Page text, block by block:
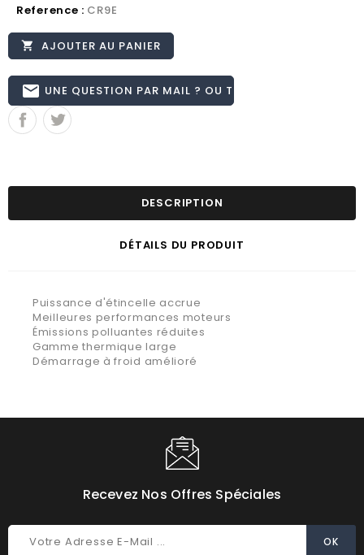
Reference : CR9E
 AJOUTER AU PANIER
email UNE QUESTION PAR MAIL ? OU TÉL 02.51.62.16.59
DESCRIPTION
DÉTAILS DU PRODUIT
Puissance d'étincelle accrue
Meilleures performances moteurs
Émissions polluantes réduites
Gamme thermique large
Démarrage à froid amélioré
Recevez Nos Offres Spéciales